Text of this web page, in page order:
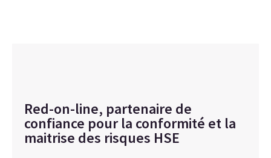
Red-on-line, partenaire de
confiance pour la conformité et la
maitrise des risques HSE